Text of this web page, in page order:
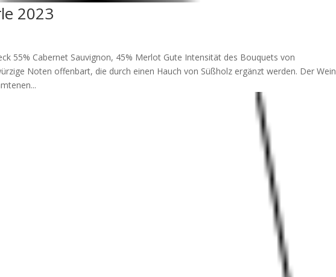
2023
55% Cabernet Sauvignon, 45% Merlot Gute Intensität des Bouquets von
Noten offenbart, die durch einen Hauch von Süßholz ergänzt werden. Der Wein